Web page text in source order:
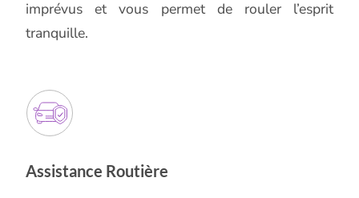
imprévus et vous permet de rouler l’esprit
tranquille.
Assistance Routière